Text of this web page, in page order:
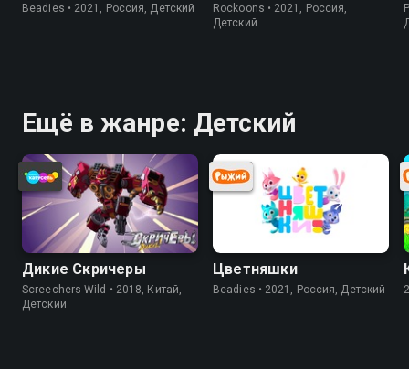
Beadies • 2021, Россия, Детский
Rockoons • 2021, Россия,
Детский
Ещё в жанре: Детский
Дикие Скричеры
Screechers Wild • 2018, Китай,
Детский
Цветняшки
Beadies • 2021, Россия, Детский